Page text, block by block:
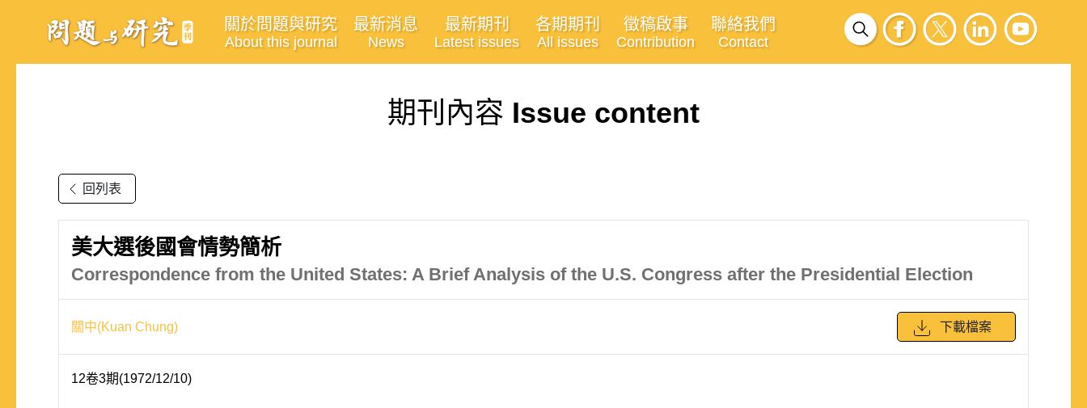
關於問題與研究
About this journal
最新消息
News
最新期刊
Latest issues
各期期刊
All issues
徵稿啟事
Contribution
聯絡我們
Contact
期刊內容 Issue content
回列表
美大選後國會情勢簡析
Correspondence from the United States: A Brief Analysis of the U.S. Congress after the Presidential Election
關中(Kuan Chung) 下載檔案
12卷3期(1972/12/10)